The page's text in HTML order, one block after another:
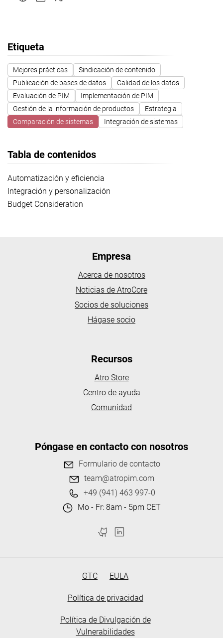
Etiqueta
Mejores prácticas
Sindicación de contenido
Publicación de bases de datos
Calidad de los datos
Evaluación de PIM
Implementación de PIM
Gestión de la información de productos
Estrategia
Comparación de sistemas
Integración de sistemas
Tabla de contenidos
Automatización y eficiencia
Integración y personalización
Budget Consideration
Empresa
Acerca de nosotros
Noticias de AtroCore
Socios de soluciones
Hágase socio
Recursos
Atro Store
Centro de ayuda
Comunidad
Póngase en contacto con nosotros
Formulario de contacto
team@atropim.com
+49 (941) 463 997-0
Mo - Fr: 8am - 5pm CET
GTC EULA
Política de privacidad
Política de Divulgación de
Vulnerabilidades